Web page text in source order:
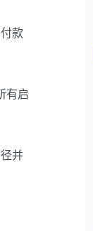
款
有启
并